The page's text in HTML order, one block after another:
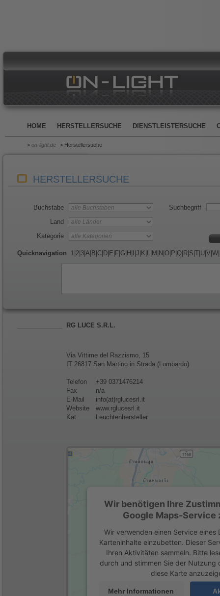
HOME HERSTELLERSUCHE DIENSTLEISTERSUCHE
> on-light.de > Herstellersuche
HERSTELLERSUCHE
Buchstabe
Land
Kategorie
Suchbegriff
Quicknavigation 1 2 3 A B C D E F G H J K L M N O P Q R S T U V W
RG LUCE S.R.L.
Via Vittime del Razzismo, 15
IT 26817 San Martino in Strada (Lombardo)
Telefon
+39 0371476214
Fax
n/a
E-Mail
info(at)rglucesrl.it
Website
www.rglucesrl.it
Kat.
Leuchtenhersteller
Wir benötigen Ihre
Google Maps-Service
Wir verwenden einen Service eines
Karteninhalte einzubetten. Dieser
Ihren Aktivitäten sammeln. Bitte
durch und stimmen Sie der Nutzung
diese Karte
Mehr Informationen